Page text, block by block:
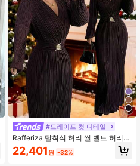
#드레이프 컷 디테일
Rafferiza 탈착식 허리 씰 벨트 허리
슬리밍 버블 롱 슬리브 여성용 롱 다크
버건디 드레스, 고급 칵테일 파티, 무
22,401 원 -32%